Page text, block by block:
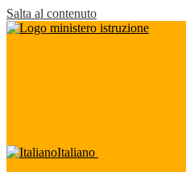
Salta al contenuto
Italiano